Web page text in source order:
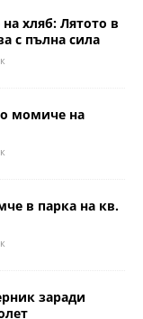
хляб: Лятото в
с пълна сила
момиче на
в парка на кв.
заради